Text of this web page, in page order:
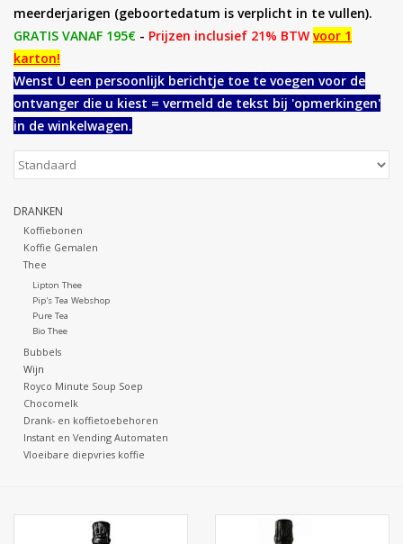
Dranken
Aperitiefkoekjes
Botanicals
Kassarollen
Cleaning-producten
Relatiegeschenken
Koffiemachines
Verpakking
meerderjarigen (geboortedatum is verplicht in te vullen).
GRATIS VANAF 195€ - Prijzen inclusief 21% BTW voor 1
karton!
Wenst U een persoonlijk berichtje toe te voegen voor de
ontvanger die u kiest = vermeld de tekst bij 'opmerkingen'
in de winkelwagen.
DRANKEN
Koffiebonen
Koffie Gemalen
Thee
Lipton Thee
Pip's Tea Webshop
Pure Tea
Bio Thee
Bubbels
Wijn
Royco Minute Soup Soep
Chocomelk
Drank- en koffietoebehoren
Instant en Vending Automaten
Vloeibare diepvries koffie